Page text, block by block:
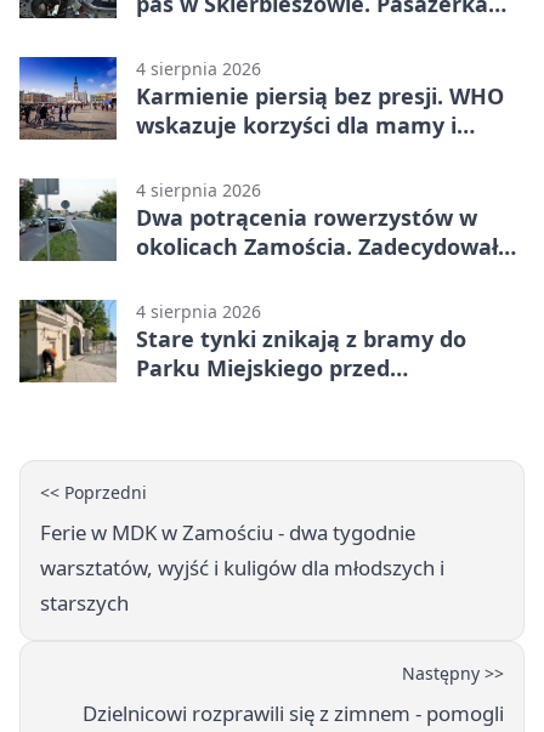
4 sierpnia 2026
Karmienie piersią bez presji. WHO
wskazuje korzyści dla mamy i
4 sierpnia 2026
Dwa potrącenia rowerzystów w
okolicach Zamościa. Zadecydowało
4 sierpnia 2026
Stare tynki znikają z bramy do
Parku Miejskiego przed
<< Poprzedni
Ferie w MDK w Zamościu - dwa tygodnie
warsztatów, wyjść i kuligów dla młodszych i
starszych
Następny >>
Dzielnicowi rozprawili się z zimnem - pomogli